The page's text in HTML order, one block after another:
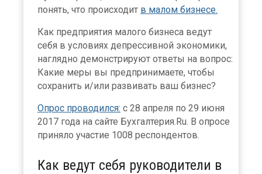
понять, что происходит в малом бизнесе.
Как предприятия малого бизнеса ведут
себя в условиях депрессивной экономики,
наглядно демонстрируют ответы на вопрос:
Какие меры вы предпринимаете, чтобы
сохранить и/или развивать ваш бизнес?
Опрос проводился: с 28 апреля по 29 июня
2017 года на сайте Бухгалтерия.Ru. В опросе
приняло участие 1008 респондентов.
Как ведут себя руководители в